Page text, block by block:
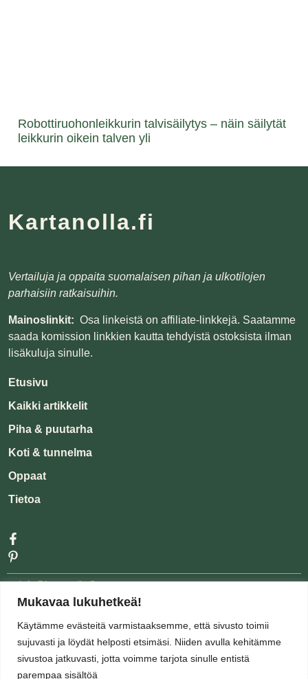
Mukavaa lukuhetkeä!
Käytämme evästeitä varmistaaksemme, että sivusto toimii
sujuvasti ja löydät helposti etsimäsi. Niiden avulla kehitämme
sivustoa jatkuvasti, jotta voimme tarjota sinulle entistä
parempaa sisältöä
Robottiruohonleikkurin talvisäilytys – näin säilytät
leikkurin oikein talven yli
Kartanolla.fi
Vertailuja ja oppaita suomalaisen pihan ja ulkotilojen
parhaisiin ratkaisuihin.
Mainoslinkit: Osa linkeistä on affiliate-linkkejä. Saatamme
saada komission linkkien kautta tehdyistä ostoksista ilman
lisäkuluja sinulle.
Etusivu
Kaikki artikkelit
Piha & puutarha
Koti & tunnelma
Oppaat
Tietoa
📧info@kartanolla.fi
© Kartanolla.fi